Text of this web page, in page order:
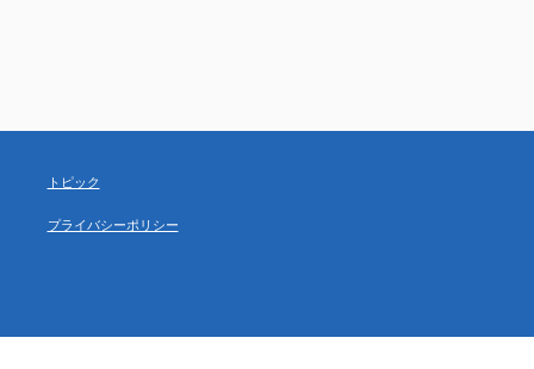
トピック
プライバシーポリシー